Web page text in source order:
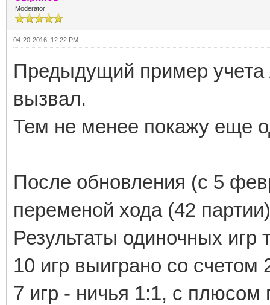
Moderator
04-20-2016, 12:22 PM
Предыдущий пример учета
вызвал.
Тем не менее покажу еще
После обновления (с 5
переменой хода (42 партии)
Результаты одиночных игр
10 игр выиграно со счетом
7 игр - ничья 1:1, с плюсом